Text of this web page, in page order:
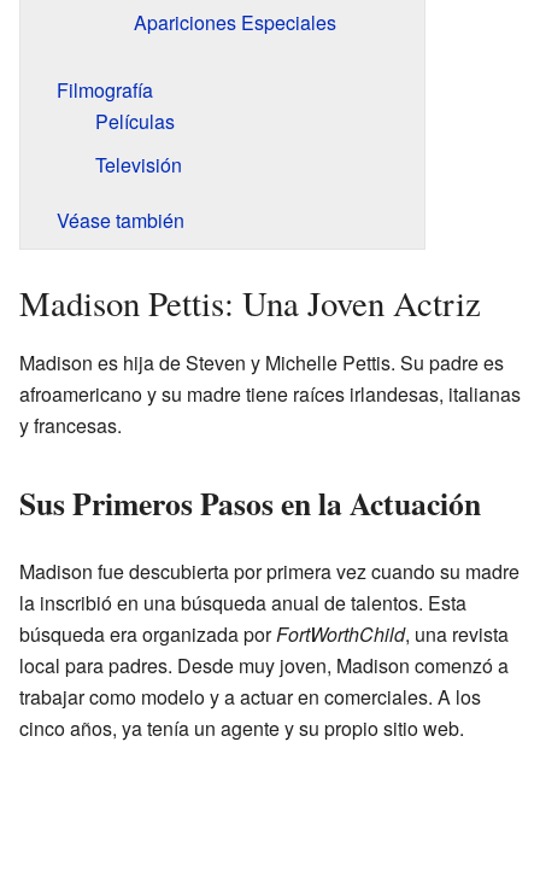
Apariciones Especiales
Filmografía
Películas
Televisión
Véase también
Madison Pettis: Una Joven Actriz
Madison es hija de Steven y Michelle Pettis. Su padre es
afroamericano y su madre tiene raíces irlandesas, italianas
y francesas.
Sus Primeros Pasos en la Actuación
Madison fue descubierta por primera vez cuando su madre
la inscribió en una búsqueda anual de talentos. Esta
búsqueda era organizada porFortWorthChild, una revista
local para padres. Desde muy joven, Madison comenzó a
trabajar como modelo y a actuar en comerciales. A los
cinco años, ya tenía un agente y su propio sitio web.